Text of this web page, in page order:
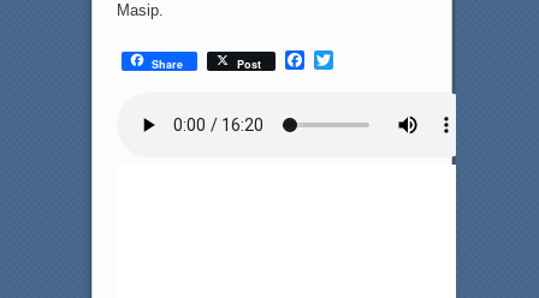
Masip.
Share Post
F
T